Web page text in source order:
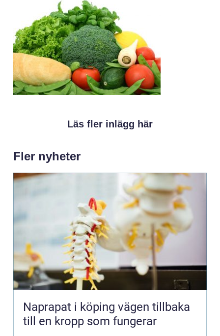
Läs fler inlägg här
Fler nyheter
Naprapat i köping vägen tillbaka
till en kropp som fungerar